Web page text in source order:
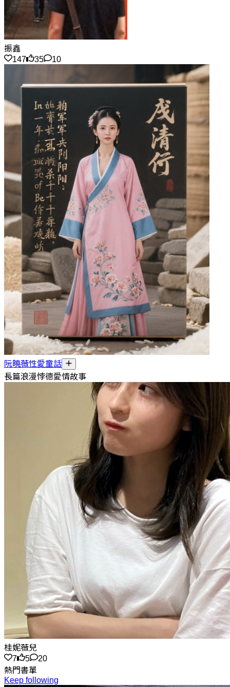
振鑫
147
35 10
阮曉薇性愛童話
長篇浪漫悖德愛情故事
桂妮薇兒
7
5
20
熱門書單
Keep following